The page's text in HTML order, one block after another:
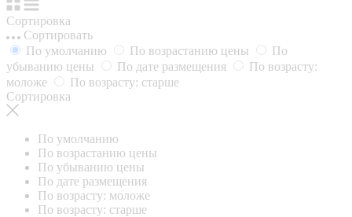
Сортировка
Сортировать
По умолчанию
По возрастанию цены
По
убыванию цены
По дате размещения
По возрасту:
моложе
По возрасту: старше
Сортировка
По умолчанию
По возрастанию цены
По убыванию цены
По дате размещения
По возрасту: моложе
По возрасту: старше